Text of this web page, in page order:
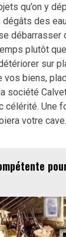
qu’on y
des
débarrasser
plutôt
sur
vos biens,
société
célérité. Une
votre cave.